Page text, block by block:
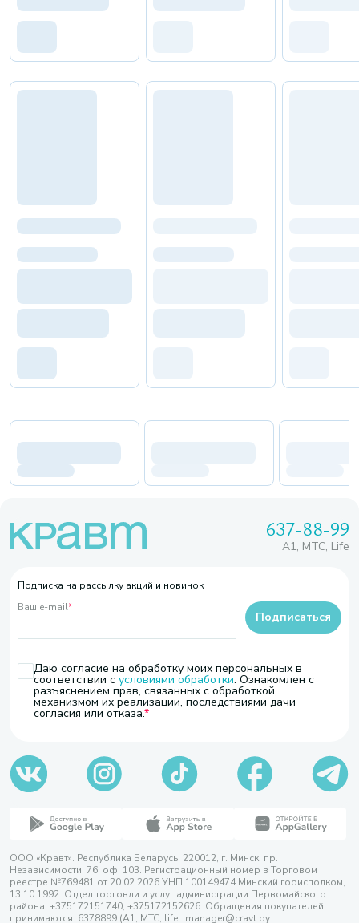
637-88-99
A1, МТС, Life
Подписка на рассылку акций и новинок
Ваш e-mail*
Даю согласие на обработку моих персональных в
соответствии с условиями обработки. Ознакомлен с
разъяснением прав, связанных с обработкой,
механизмом их реализации, последствиями дачи
согласия или отказа.
Подписаться
ООО «Кравт». Республика Беларусь, 220012, г. Минск, пр.
Независимости, 76, оф. 103. Регистрационный номер в Торговом
реестре №769481 от 20.02.2026 УНП 100149474 Минский горисполком,
13.10.1992. Отдел торговли и услуг администрации Первомайского
района, +375172151740; +375172152626. Обращения покупателей
принимаются: 6378899 (А1, МТС, life, imanager@cravt.by.